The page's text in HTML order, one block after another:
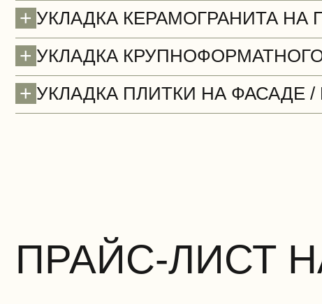
+ УКЛАДКА КЕРАМОГРАНИТА НА
+ УКЛАДКА
+ УКЛАДКА ПЛИТКИ НА ФАСАДЕ
ПРАЙС-ЛИСТ